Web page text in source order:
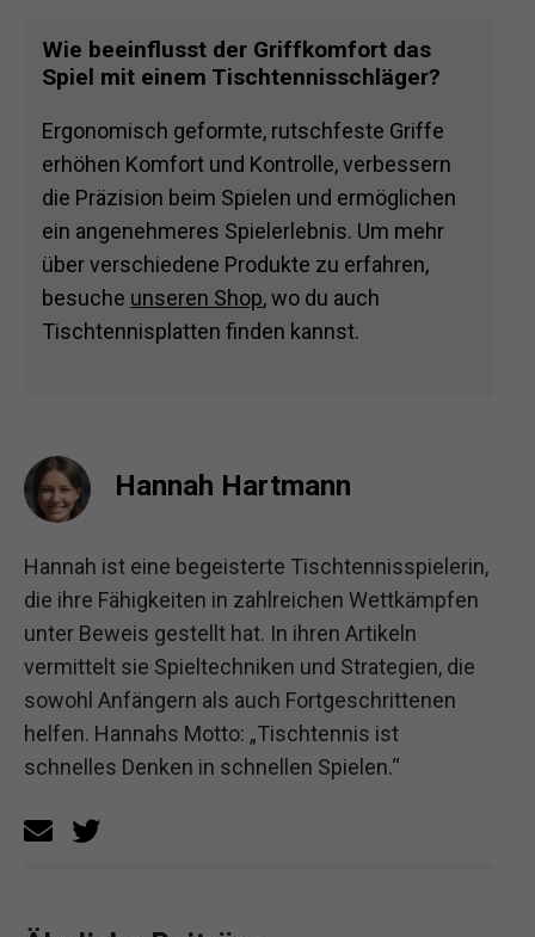
Wie beeinflusst der Griffkomfort das
Spiel mit einem Tischtennisschläger?
Ergonomisch geformte, rutschfeste Griffe
erhöhen Komfort und Kontrolle, verbessern
die Präzision beim Spielen und ermöglichen
ein angenehmeres Spielerlebnis. Um mehr
über verschiedene Produkte zu erfahren,
besuche unseren Shop, wo du auch
Tischtennisplatten finden kannst.
Hannah Hartmann
Hannah ist eine begeisterte Tischtennisspielerin,
die ihre Fähigkeiten in zahlreichen Wettkämpfen
unter Beweis gestellt hat. In ihren Artikeln
vermittelt sie Spieltechniken und Strategien, die
sowohl Anfängern als auch Fortgeschrittenen
helfen. Hannahs Motto: „Tischtennis ist
schnelles Denken in schnellen Spielen.“